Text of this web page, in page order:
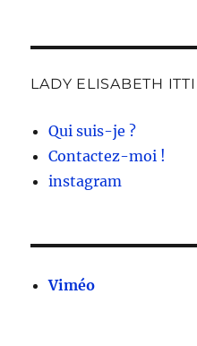
LADY ELISABETH ITTI
Qui suis-je ?
Contactez-moi !
instagram
Viméo